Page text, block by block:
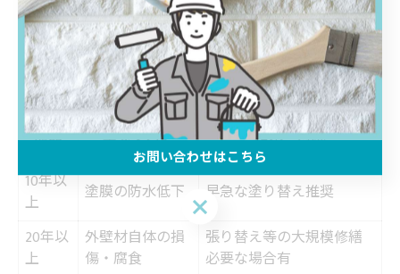
イミングを見極めることができます。塗装の状態変化を
見逃さず、柔軟な対応を心がけましょう。
外壁塗装20年未施工のリスクと注意点
未施工
期間
主なリスク
結果・対応
10年以
上
塗膜の防水低下
早急な塗り替え推奨
20年以
上
外壁材自体の損
傷・腐食
張り替え等の大規模修繕
必要な場合有
お問い合わせはこちら
お問い合わせはこちら